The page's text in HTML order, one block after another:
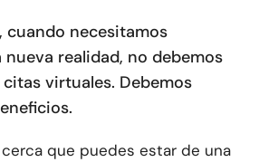
cuando necesitamos
realidad, no debemos
virtuales. Debemos
que puedes estar de una